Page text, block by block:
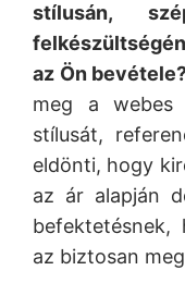
stílusán,
az Ön
meg a webes
stílusát,
eldönti, hogy
az ár alapján
befektetésnek,
az biztosan